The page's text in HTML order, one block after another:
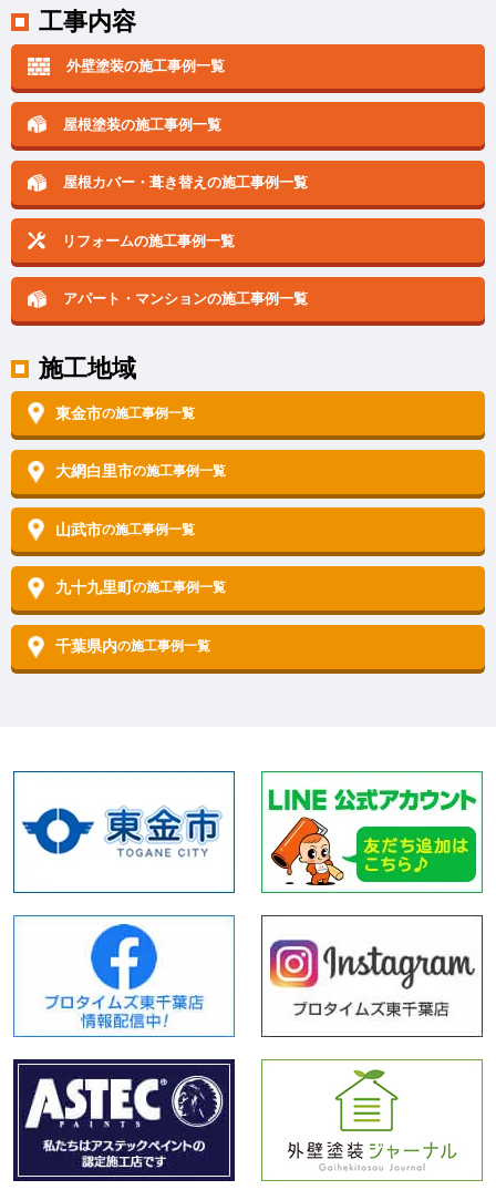
工事内容
外壁塗装の施工事例一覧
屋根塗装の施工事例一覧
屋根カバー・葺き替えの施工事例一覧
リフォームの施工事例一覧
アパート・マンションの施工事例一覧
施工地域
東金市の施工事例一覧
大網白里市の施工事例一覧
山武市の施工事例一覧
九十九里町の施工事例一覧
千葉県内の施工事例一覧